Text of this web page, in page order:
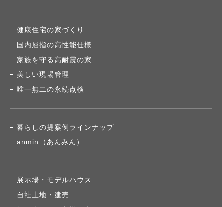
健康住宅の家づくり
国内屈指の高性能仕様
家族を守る高耐震の家
美しい現場管理
唯一無二の永続点検
暮らしの提案例ラインナップ
anmin（あんみん）
展示場・モデルハウス
自社土地・建売